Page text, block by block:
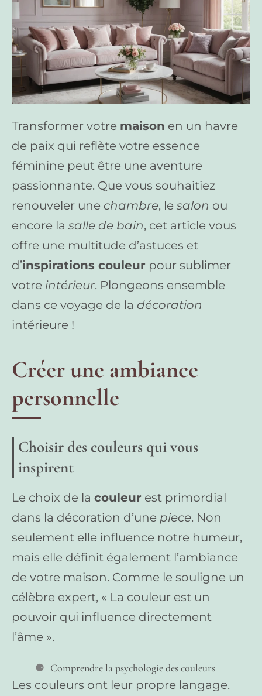
Transformer votre maison en un havre
de paix qui reflète votre essence
féminine peut être une aventure
passionnante. Que vous souhaitiez
renouveler une chambre, le salon ou
encore la salle de bain, cet article vous
offre une multitude d’astuces et
d’inspirations couleur pour sublimer
votre intérieur. Plongeons ensemble
dans ce voyage de la décoration
intérieure !
Créer une ambiance
personnelle
Choisir des couleurs qui vous
inspirent
Le choix de la couleur est primordial
dans la décoration d’une piece. Non
seulement elle influence notre humeur,
mais elle définit également l’ambiance
de votre maison. Comme le souligne un
célèbre expert, « La couleur est un
pouvoir qui influence directement
l’âme ».
Comprendre la psychologie des couleurs
Les couleurs ont leur propre langage.